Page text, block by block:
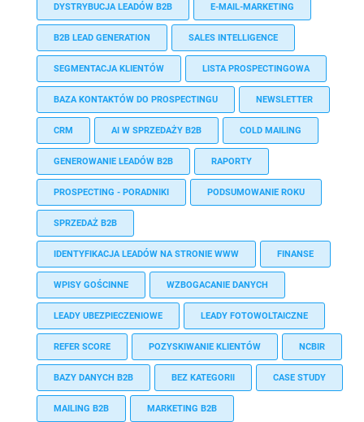
DYSTRYBUCJA LEADÓW B2B E-MAIL-MARKETING
B2B LEAD GENERATION SALES INTELLIGENCE
SEGMENTACJA KLIENTÓW LISTA PROSPECTINGOWA
BAZA KONTAKTÓW DO PROSPECTINGU NEWSLETTER
CRM AI W SPRZEDAŻY B2B COLD MAILING
GENEROWANIE LEADÓW B2B RAPORTY
PROSPECTING - PORADNIKI PODSUMOWANIE ROKU
SPRZEDAŻ B2B
IDENTYFIKACJA LEADÓW NA STRONIE WWW FINANSE
WPISY GOŚCINNE WZBOGACANIE DANYCH
LEADY UBEZPIECZENIOWE LEADY FOTOWOLTAICZNE
REFER SCORE POZYSKIWANIE KLIENTÓW NCBIR
BAZY DANYCH B2B BEZ KATEGORII CASE STUDY
MAILING B2B MARKETING B2B